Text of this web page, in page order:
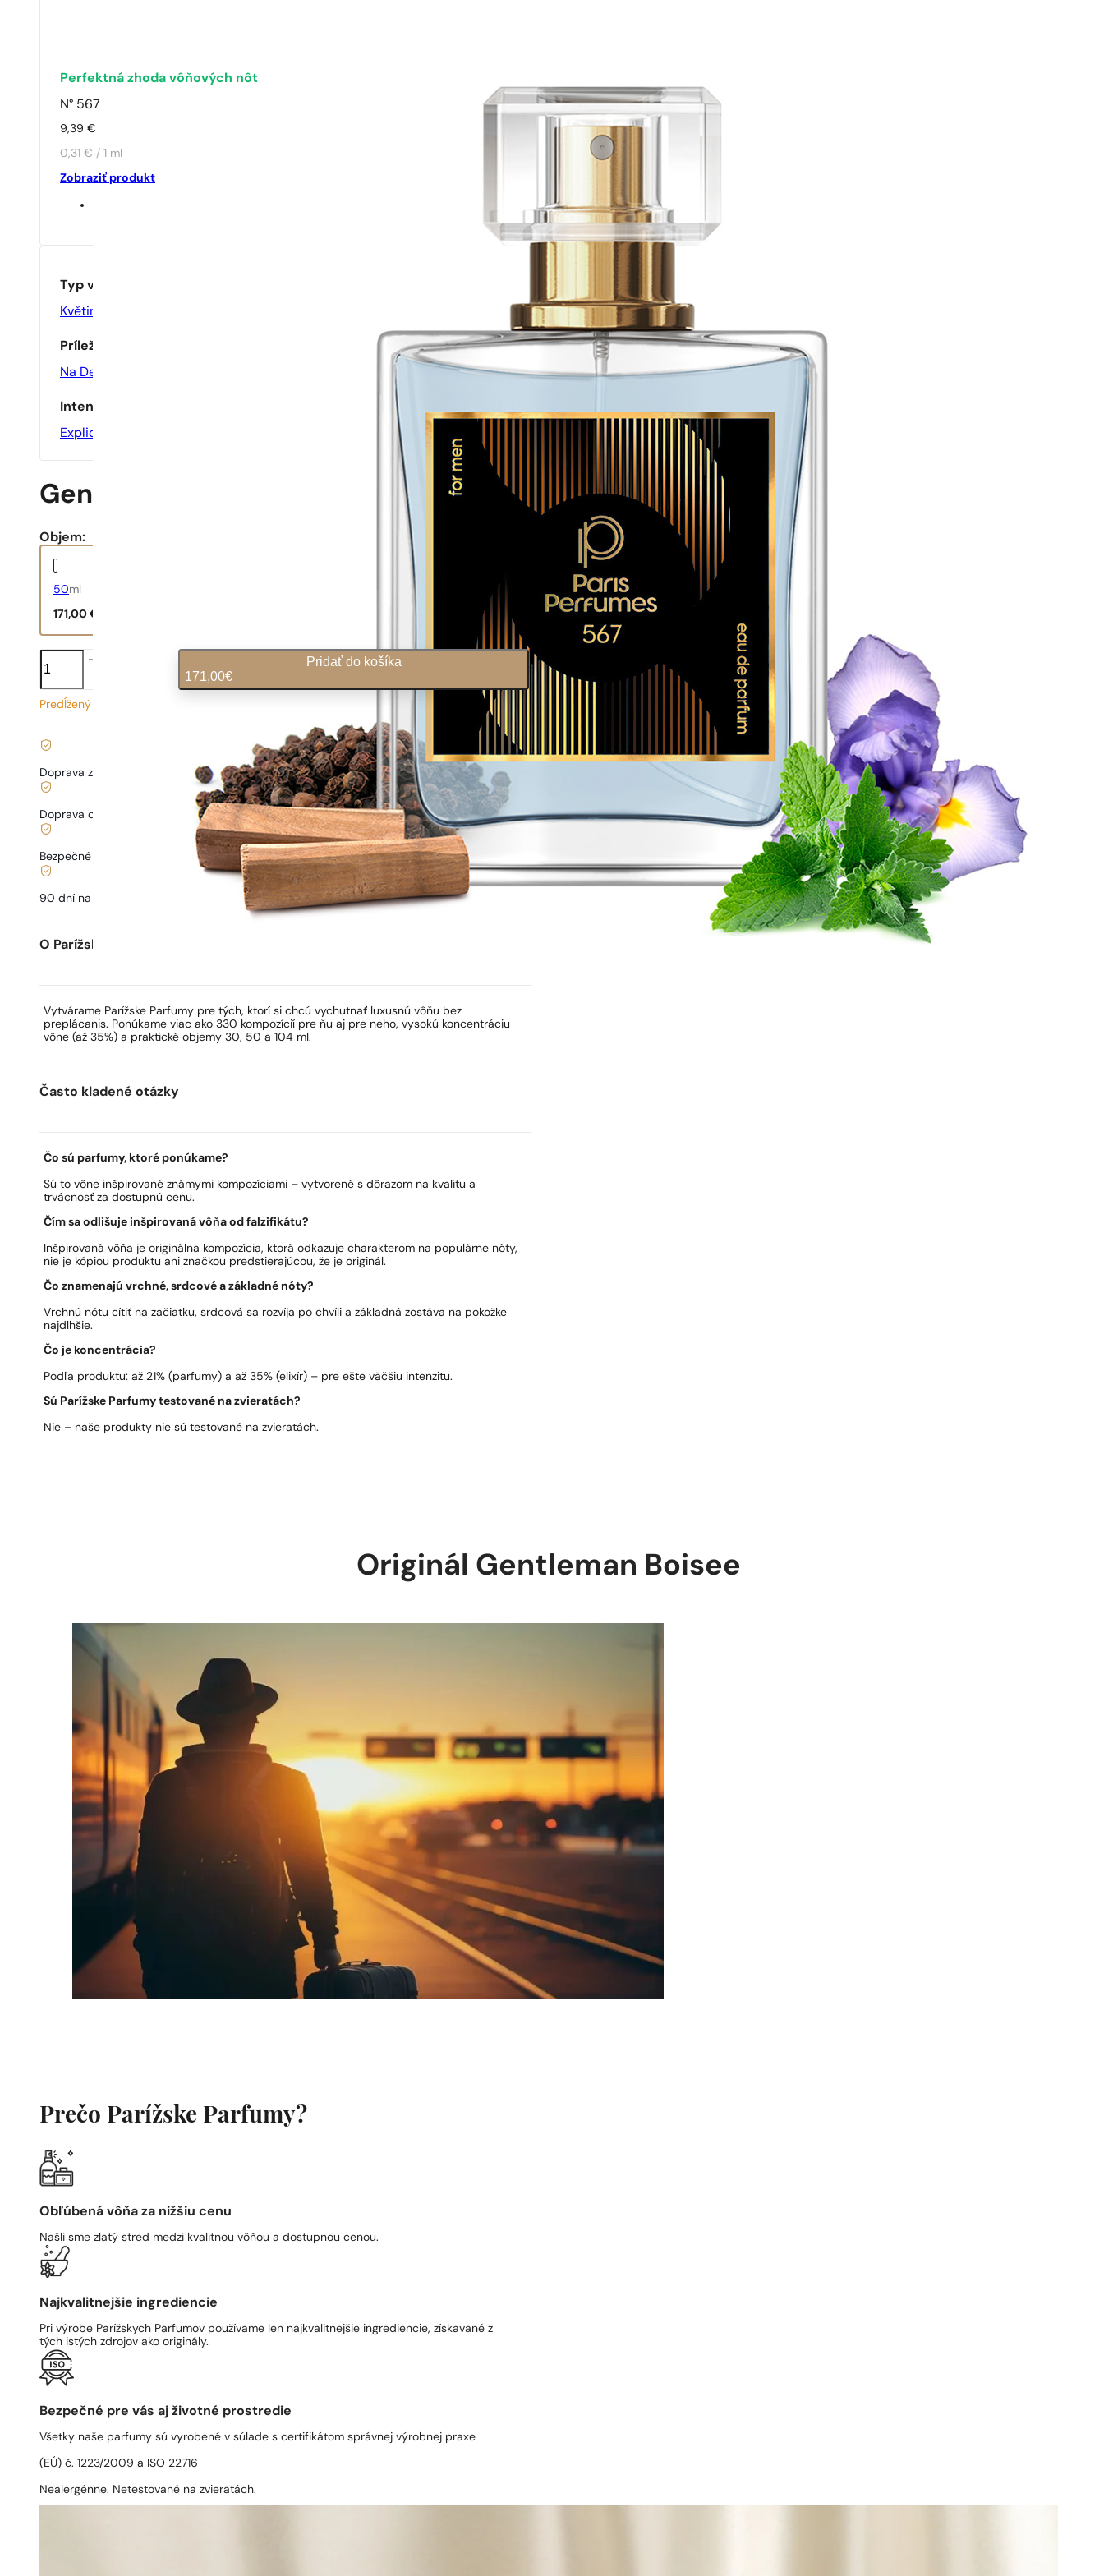
Perfektná zhoda vôňových nôt
N° 567
9,39 €
0,31 € / 1 ml
Zobraziť produkt
Typ vône
Květinové
Príležitosť
Na Den
Intenzita
Explicitní
Gentleman Boisee
Objem:
50ml
171,00 €
množstvo
Gentleman
Pridať do košíka
171,00€
Predĺžený čas dodania
Doprava zadarmo od
Doprava od
Bezpečné nakupovanie a platby
90 dní na
O Parížskych Parfumoch
Vytvárame Parížske Parfumy pre tých, ktorí si chcú vychutnať luxusnú vôňu bez
preplácanis. Ponúkame viac ako 330 kompozícií pre ňu aj pre neho, vysokú koncentráciu
vône (až 35%) a praktické objemy 30, 50 a 104 ml.
Často kladené otázky
Čo sú parfumy, ktoré ponúkame?
Sú to vône inšpirované známymi kompozíciami – vytvorené s dôrazom na kvalitu a
trvácnosť za dostupnú cenu.
Čím sa odlišuje inšpirovaná vôňa od falzifikátu?
Inšpirovaná vôňa je originálna kompozícia, ktorá odkazuje charakterom na populárne nóty,
nie je kópiou produktu ani značkou predstierajúcou, že je originál.
Čo znamenajú vrchné, srdcové a základné nóty?
Vrchnú nótu cítiť na začiatku, srdcová sa rozvíja po chvíli a základná zostáva na pokožke
najdlhšie.
Čo je koncentrácia?
Podľa produktu: až 21% (parfumy) a až 35% (elixír) – pre ešte väčšiu intenzitu.
Sú Parížske Parfumy testované na zvieratách?
Nie – naše produkty nie sú testované na zvieratách.
Originál Gentleman Boisee
Prečo Parížske Parfumy?
Obľúbená vôňa za nižšiu cenu
Našli sme zlatý stred medzi kvalitnou vôňou a dostupnou cenou.
Najkvalitnejšie ingrediencie
Pri výrobe Parížskych Parfumov používame len najkvalitnejšie ingrediencie, získavané z
tých istých zdrojov ako originály.
Bezpečné pre vás aj životné prostredie
Všetky naše parfumy sú vyrobené v súlade s certifikátom správnej výrobnej praxe
(EÚ) č. 1223/2009 a ISO 22716
Nealergénne. Netestované na zvieratách.